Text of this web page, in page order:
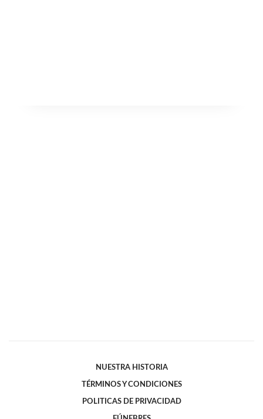
NUESTRA HISTORIA
TÉRMINOS Y CONDICIONES
POLITICAS DE PRIVACIDAD